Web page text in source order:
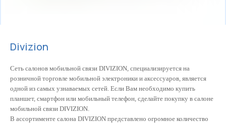
Divizion
Сеть салонов мобильной связи DIVIZION, специализируется на
розничной торговле мобильной электроники и аксессуаров, является
одной из самых узнаваемых сетей. Если Вам необходимо купить
планшет, смартфон или мобильный телефон, сделайте покупку в салоне
мобильной связи DIVIZION.
В ассортименте салона DIVIZION представлено огромное количество